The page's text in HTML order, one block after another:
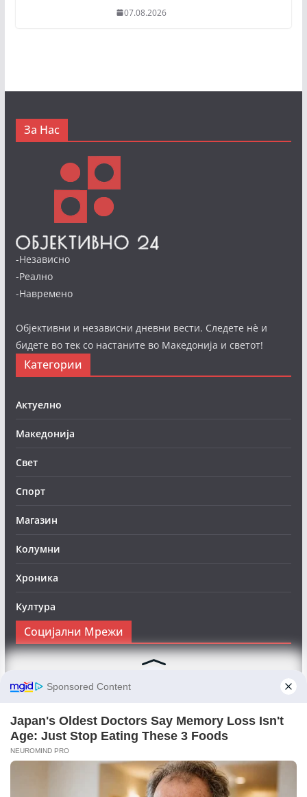
07.08.2026
За Нас
-Независно
-Реално
-Навремено
Објективни и независни дневни вести. Следете нè и
бидете во тек со настаните во Македонија и светот!
Категории
Актуелно
Македонија
Свет
Спорт
Магазин
Колумни
Хроника
Култура
Социјални Мрежи
Следете нè на Фејсбук за да сте во тек со најновите